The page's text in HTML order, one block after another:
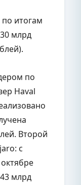
по итогам
млрд
по
Haval
Второй
с
млрд